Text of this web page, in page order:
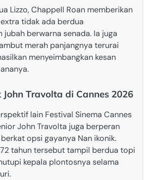
Lizzo, Chappell Roan memberikan
tidak ada berdua
jubah berwarna senada. Ia juga
merah panjangnya terurai
menyeimbangkan kesan
John Travolta di Cannes 2026
lain Festival Sinema Cannes
John Travolta juga berperan
opsi gayanya Nan ikonik.
tahun tersebut tampil berdua topi
kepala plontosnya selama